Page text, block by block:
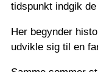
tidspunkt indgik
Her begynder
udvikle sig til en